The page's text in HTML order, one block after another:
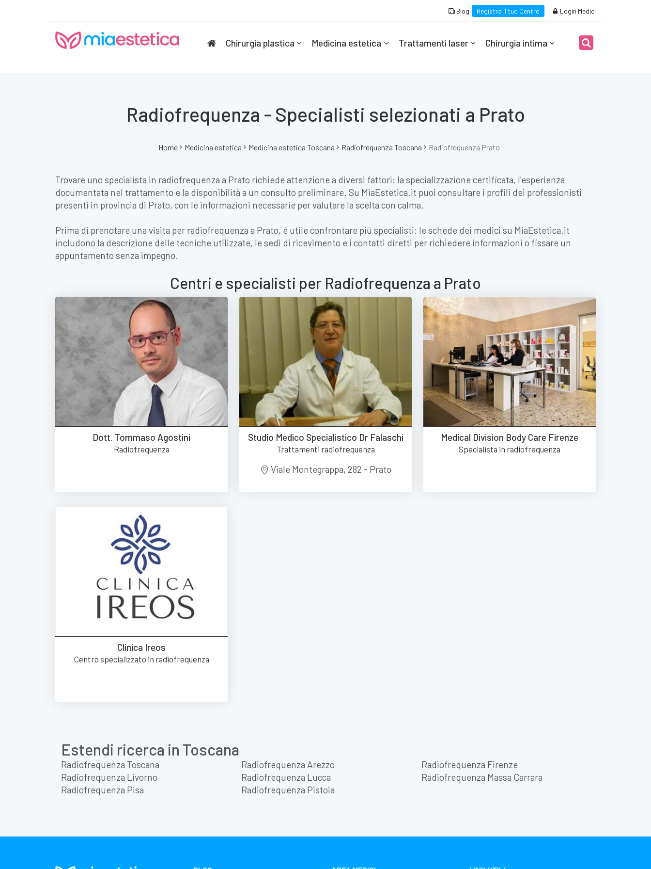
Blog Registra il tuo Centro Login Medici
Chirurgia plastica Medicina estetica Trattamenti laser Chirurgia intima
Radiofrequenza - Specialisti selezionati a Prato
Home Medicina estetica Medicina estetica Toscana Radiofrequenza Toscana Radiofrequenza Prato
Trovare uno specialista in radiofrequenza a Prato richiede attenzione a diversi fattori: la specializzazione certificata, l'esperienza
documentata nel trattamento e la disponibilità a un consulto preliminare. Su MiaEstetica.it puoi consultare i profili dei professionisti
presenti in provincia di Prato, con le informazioni necessarie per valutare la scelta con calma.
Prima di prenotare una visita per radiofrequenza a Prato, è utile confrontare più specialisti: le schede dei medici su MiaEstetica.it
includono la descrizione delle tecniche utilizzate, le sedi di ricevimento e i contatti diretti per richiedere informazioni o fissare un
appuntamento senza impegno.
Centri e specialisti per Radiofrequenza a Prato
Dott. Tommaso Agostini
Radiofrequenza
Studio Medico Specialistico Dr Falaschi
Trattamenti radiofrequenza
Viale Montegrappa, 282 - Prato
Medical Division Body Care Firenze
Specialista in radiofrequenza
Clinica Ireos
Centro specializzato in radiofrequenza
Estendi ricerca in Toscana
Radiofrequenza Toscana Radiofrequenza Arezzo
Radiofrequenza Firenze
Radiofrequenza Livorno
Radiofrequenza Lucca
Radiofrequenza Massa Carrara
Radiofrequenza Pisa
Radiofrequenza Pistoia